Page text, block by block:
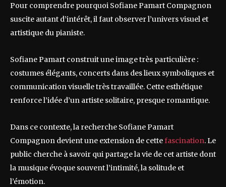
Pour comprendre pourquoi Sofiane Pamart Compagnon
suscite autant d’intérêt, il faut observer l’univers visuel et
artistique du pianiste.
Sofiane Pamart construit une image très particulière :
costumes élégants, concerts dans des lieux symboliques et
communication visuelle très travaillée. Cette esthétique
renforce l’idée d’un artiste solitaire, presque romantique.
Dans ce contexte, la recherche Sofiane Pamart
Compagnon devient une extension de cettefascination. Le
public cherche à savoir qui partage la vie de cet artiste dont
la musique évoque souvent l’intimité, la solitude et
l’émotion.